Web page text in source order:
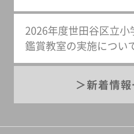
ン・アシスタ
ラフィックス
ンティング・デ
会社クレヴィ
2026年度世田谷区立小
鑑賞教室の実施につい
新着情報